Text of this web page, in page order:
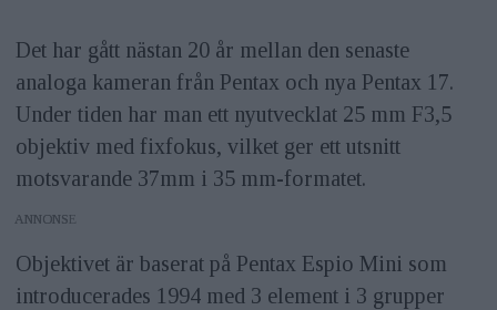
Det har gått nästan 20 år mellan den senaste
analoga kameran från Pentax och nya Pentax 17.
Under tiden har man ett nyutvecklat 25 mm F3,5
objektiv med fixfokus, vilket ger ett utsnitt
motsvarande 37mm i 35 mm-formatet.
ANNONS
Objektivet är baserat på Pentax Espio Mini som
introducerades 1994 med 3 element i 3 grupper